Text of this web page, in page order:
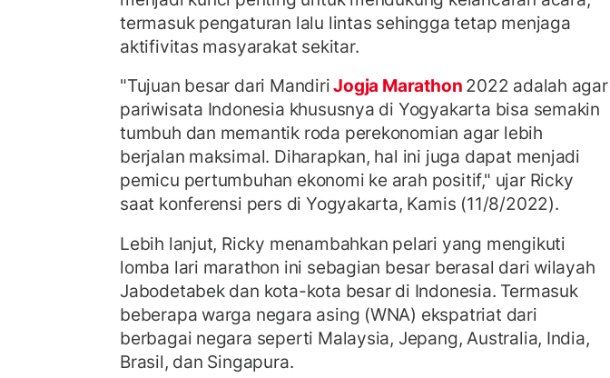
termasuk pengaturan lalu lintas sehingga tetap menjaga
aktifivitas masyarakat sekitar.
"Tujuan besar dari MandiriJogja Marathon 2022 adalah agar
pariwisata Indonesia khususnya di Yogyakarta bisa semakin
tumbuh dan memantik roda perekonomian agar lebih
berjalan maksimal. Diharapkan, hal ini juga dapat menjadi
pemicu pertumbuhan ekonomi ke arah positif," ujar Ricky
saat konferensi pers di Yogyakarta, Kamis (11/8/2022).
Lebih lanjut, Ricky menambahkan pelari yang mengikuti
lomba lari marathon ini sebagian besar berasal dari wilayah
Jabodetabek dan kota-kota besar di Indonesia. Termasuk
beberapa warga negara asing (WNA) ekspatriat dari
berbagai negara seperti Malaysia, Jepang, Australia, India,
Brasil, dan Singapura.